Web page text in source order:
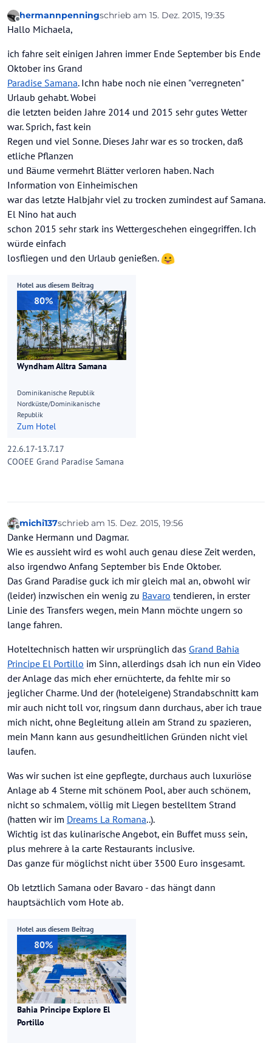
Offline
hermannpenningschrieb am 15. Dez. 2015, 19:35
zuletzt editiert von
Hallo Michaela,
ich fahre seit einigen Jahren immer Ende September bis Ende
Oktober ins Grand
Paradise Samana. Ichn habe noch nie einen "verregneten"
Urlaub gehabt. Wobei
die letzten beiden Jahre 2014 und 2015 sehr gutes Wetter
war. Sprich, fast kein
Regen und viel Sonne. Dieses Jahr war es so trocken, daß
etliche Pflanzen
und Bäume vermehrt Blätter verloren haben. Nach
Information von Einheimischen
war das letzte Halbjahr viel zu trocken zumindest auf Samana.
El Nino hat auch
schon 2015 sehr stark ins Wettergeschehen eingegriffen. Ich
würde einfach
losfliegen und den Urlaub genießen.
Hotel aus diesem Beitrag
80%
Wyndham Alltra Samana
Dominikanische Republik
Nordküste/Dominikanische
Republik
Zum Hotel
22.6.17-13.7.17
COOEE Grand Paradise Samana
Offline
michi137schrieb am 15. Dez. 2015, 19:56
zuletzt editiert von
Danke Hermann und Dagmar.
Wie es aussieht wird es wohl auch genau diese Zeit werden,
also irgendwo Anfang September bis Ende Oktober.
Das Grand Paradise guck ich mir gleich mal an, obwohl wir
(leider) inzwischen ein wenig zu Bavaro tendieren, in erster
Linie des Transfers wegen, mein Mann möchte ungern so
lange fahren.
Hoteltechnisch hatten wir ursprünglich das Grand Bahia
Principe El Portillo im Sinn, allerdings dsah ich nun ein Video
der Anlage das mich eher ernüchterte, da fehlte mir so
jeglicher Charme. Und der (hoteleigene) Strandabschnitt kam
mir auch nicht toll vor, ringsum dann durchaus, aber ich traue
mich nicht, ohne Begleitung allein am Strand zu spazieren,
mein Mann kann aus gesundheitlichen Gründen nicht viel
laufen.
Was wir suchen ist eine gepflegte, durchaus auch luxuriöse
Anlage ab 4 Sterne mit schönem Pool, aber auch schönem,
nicht so schmalem, völlig mit Liegen bestelltem Strand
(hatten wir im Dreams La Romana..).
Wichtig ist das kulinarische Angebot, ein Buffet muss sein,
plus mehrere à la carte Restaurants inclusive.
Das ganze für möglichst nicht über 3500 Euro insgesamt.
Ob letztlich Samana oder Bavaro - das hängt dann
hauptsächlich vom Hote ab.
Hotel aus diesem Beitrag
80%
Bahia Principe Explore El
Portillo